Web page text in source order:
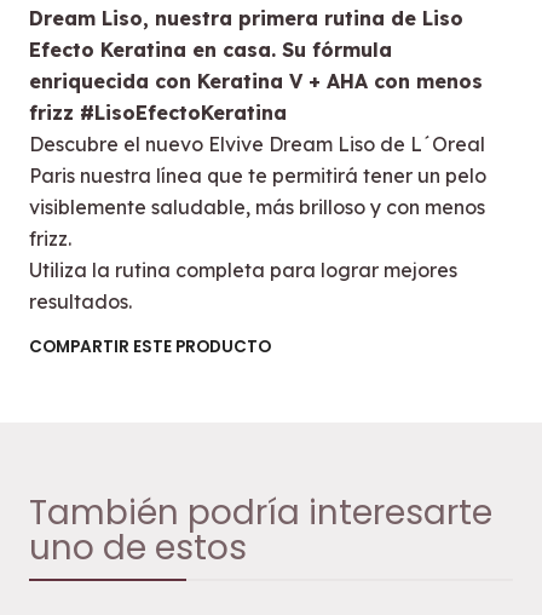
Dream Liso, nuestra primera rutina de Liso
Efecto Keratina en casa. Su fórmula
enriquecida con Keratina V + AHA con menos
frizz #LisoEfectoKeratina
Descubre el nuevo Elvive Dream Liso de L´Oreal
Paris nuestra línea que te permitirá tener un pelo
visiblemente saludable, más brilloso y con menos
frizz.
Utiliza la rutina completa para lograr mejores
resultados.
COMPARTIR ESTE PRODUCTO
También podría interesarte
uno de estos